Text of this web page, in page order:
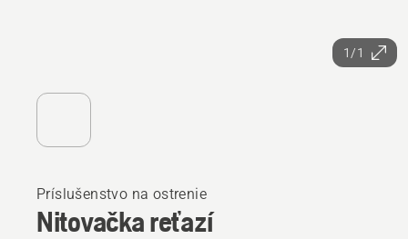
1/1
Príslušenstvo na ostrenie
Nitovačka reťazí